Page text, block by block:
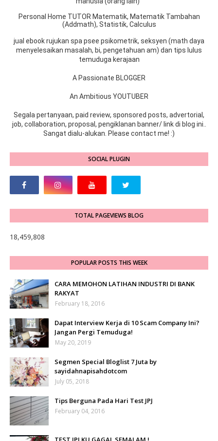
Personal Home TUTOR Matematik, Matematik Tambahan
(Addmath), Statistik, Calculus
jual ebook rujukan spa psee psikometrik, seksyen (math daya
menyelesaikan masalah, bi, pengetahuan am) dan tips lulus
temuduga kerajaan
A Passionate BLOGGER
An Ambitious YOUTUBER
Segala pertanyaan, paid review, sponsored posts, advertorial,
job, collaboration, proposal, pengiklanan banner/ link di blog ini..
Sangat dialu-alukan. Please contact me! :)
SOCIAL PLUGIN
TOTAL PAGEVIEWS BLOG
18,459,808
POPULAR POSTS THIS WEEK
CARA MEMOHON LATIHAN INDUSTRI DI BANK
RAKYAT
February 18, 2016
Dapat Interview Kerja di 10 Scam Company Ini?
Jangan Pergi Temuduga!
May 20, 2019
Segmen Special Bloglist 7 Juta by
sayidahnapisahdotcom
July 05, 2018
Tips Berguna Pada Hari Test JPJ
February 04, 2016